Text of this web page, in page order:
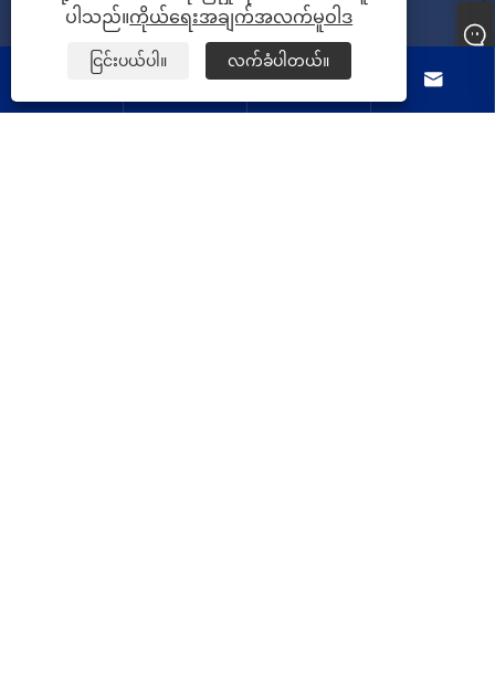
ကိုယ်တို့အကြောင်း  
ပါသည်။ကိုယ်ရေးအချက်အလက်မူဝါဒ
ငြင်းပယ်ပါ။ လက်ခံပါတယ်။